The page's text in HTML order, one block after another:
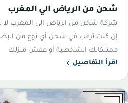
شحن من الرياض الي المغرب
شركة شحن من الرياض الي المغرب لا
إن كنت ترغب في شحن أي نوع من
ممتلكاتك الشخصية أو عفش منزلك
اقرأ التفاصيل